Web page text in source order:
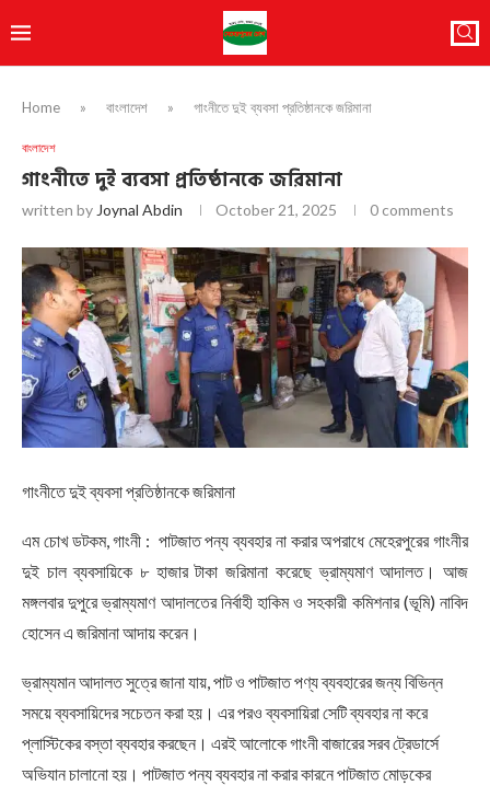
Home » বাংলাদেশ » গাংনীতে দুই ব্যবসা প্রতিষ্ঠানকে জরিমানা
বাংলাদেশ
গাংনীতে দুই ব্যবসা প্রতিষ্ঠানকে জরিমানা
written by Joynal Abdin October 21, 2025 0 comments
গাংনীতে দুই ব্যবসা প্রতিষ্ঠানকে জরিমানা
এম চোখ ডটকম, গাংনী : পাটজাত পন্য ব্যবহার না করার অপরাধে মেহেরপুরের গাংনীর
দুই চাল ব্যবসায়িকে ৮ হাজার টাকা জরিমানা করেছে ভ্রাম্যমাণ আদালত। আজ
মঙ্গলবার দুপুরে ভ্রাম্যমাণ আদালতের নির্বাহী হাকিম ও সহকারী কমিশনার (ভূমি) নাবিদ
হোসেন এ জরিমানা আদায় করেন।
ভ্রাম্যমান আদালত সুত্রে জানা যায়, পাট ও পাটজাত পণ্য ব্যবহারের জন্য বিভিন্ন
সময়ে ব্যবসায়িদের সচেতন করা হয়। এর পরও ব্যবসায়িরা সেটি ব্যবহার না করে
প্লাস্টিকের বস্তা ব্যবহার করছেন। এরই আলোকে গাংনী বাজারের সরব ট্রেডার্সে
অভিযান চালানো হয়। পাটজাত পন্য ব্যবহার না করার কারনে পাটজাত মোড়কের